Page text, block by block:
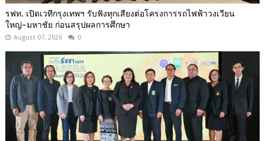
รฟท. เปิดเวทีกรุงเทพฯ รับฟังทุกเสียงต่อโครงการรถไฟฟ้าวงเวียน
ใหญ่–มหาชัย ก่อนสรุปผลการศึกษา
August 07, 2026 0